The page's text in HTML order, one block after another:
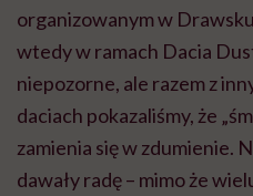
organizowanym w
wtedy w ramach Dacia
niepozorne, ale razem z
daciach pokazaliśmy, że
zamienia się w zdumienie.
dawały radę – mimo że